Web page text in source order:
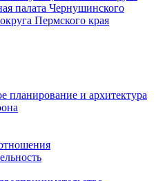
палата Чернушинского
Пермского края
планирование и архитектура